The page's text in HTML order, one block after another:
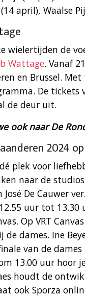
april), Waalse
wielertijden de
Wattage. Vanaf
en Brussel.
De
de deur uit.
ook naar De
2024
plek voor
naar de
José De Cauwer
uur tot
Op VRT
de dames. Ine
van de
13.00 uur hoor
houdt de
ook Sporza